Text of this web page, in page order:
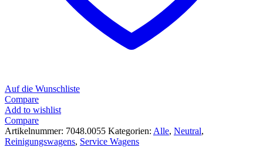
Auf die Wunschliste
Compare
Add to wishlist
Compare
Artikelnummer: 7048.0055 Kategorien: Alle, Neutral,
Reinigungswagens, Service Wagens